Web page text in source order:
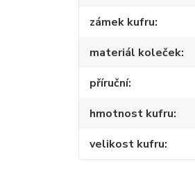
zámek kufru
materiál koleček
příruční
hmotnost kufru
velikost kufru